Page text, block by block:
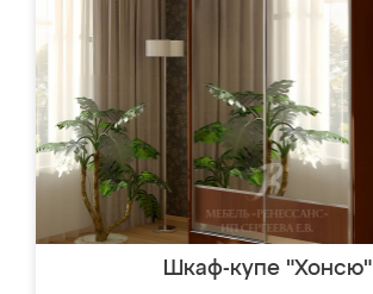
Шкаф-купе "Хонсю"